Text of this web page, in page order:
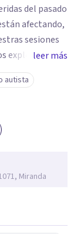
afectando,
sesiones
exploraremos
cómo tus
te
o repites
mejor a tus
estaré para
leer más
autista
Miranda